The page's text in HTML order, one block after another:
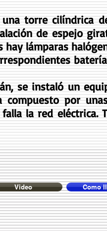
torre cilíndrica
de espejo
lámparas
se instaló un
compuesto por
la red eléctrica.
Video Como